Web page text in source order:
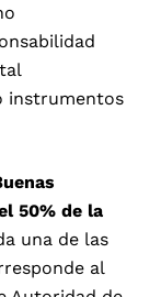
instrumentos
50% de la
una de las
al